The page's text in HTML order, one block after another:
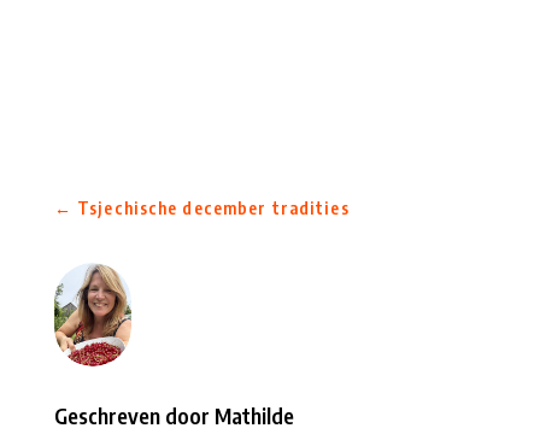
← Tsjechische december tradities
Geschreven door Mathilde